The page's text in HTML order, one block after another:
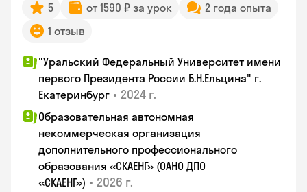
5 от 1590 ₽ за урок
2 года опыта
1 отзыв
"Уральский Федеральный Университет имени
первого Президента России Б.Н.Ельцина" г.
Екатеринбург • 2024 г.
Образовательная автономная
некоммерческая организация
дополнительного профессионального
образования «СКАЕНГ» (ОАНО ДПО
«СКАЕНГ») • 2026 г.